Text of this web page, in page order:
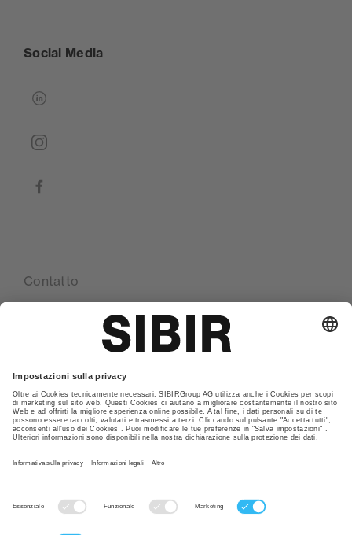
Social Media
linkedin
instagram
facebook
Contatto
Le nostre sedi
Glossario
Politica della privacy
CGC
Nota Legale